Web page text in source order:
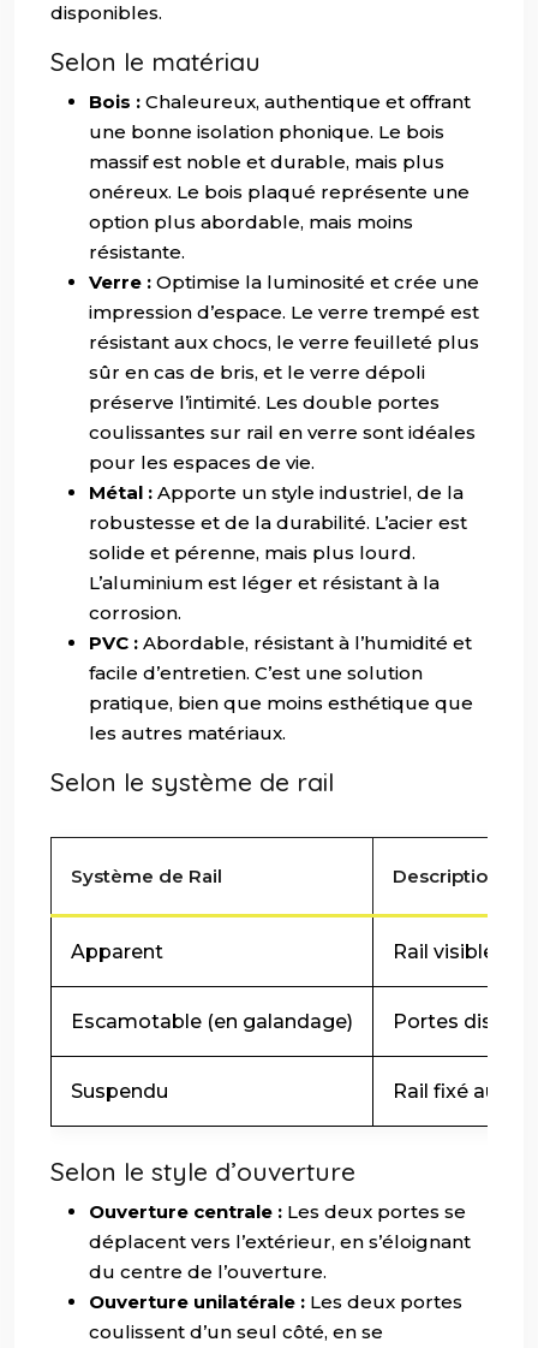
disponibles.
Selon le matériau
Bois : Chaleureux, authentique et offrant
une bonne isolation phonique. Le bois
massif est noble et durable, mais plus
onéreux. Le bois plaqué représente une
option plus abordable, mais moins
résistante.
Verre : Optimise la luminosité et crée une
impression d’espace. Le verre trempé est
résistant aux chocs, le verre feuilleté plus
sûr en cas de bris, et le verre dépoli
préserve l’intimité. Les double portes
coulissantes sur rail en verre sont idéales
pour les espaces de vie.
Métal : Apporte un style industriel, de la
robustesse et de la durabilité. L’acier est
solide et pérenne, mais plus lourd.
L’aluminium est léger et résistant à la
corrosion.
PVC : Abordable, résistant à l’humidité et
facile d’entretien. C’est une solution
pratique, bien que moins esthétique que
les autres matériaux.
Selon le système de rail
Système de Rail Description
Apparent Rail visible,
Escamotable (en galandage) Portes
Suspendu Rail fixé au
Selon le style d’ouverture
Ouverture centrale : Les deux portes se
déplacent vers l’extérieur, en s’éloignant
du centre de l’ouverture.
Ouverture unilatérale : Les deux portes
coulissent d’un seul côté, en se